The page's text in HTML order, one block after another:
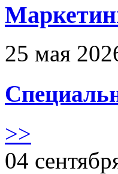
25 мая
>>
04